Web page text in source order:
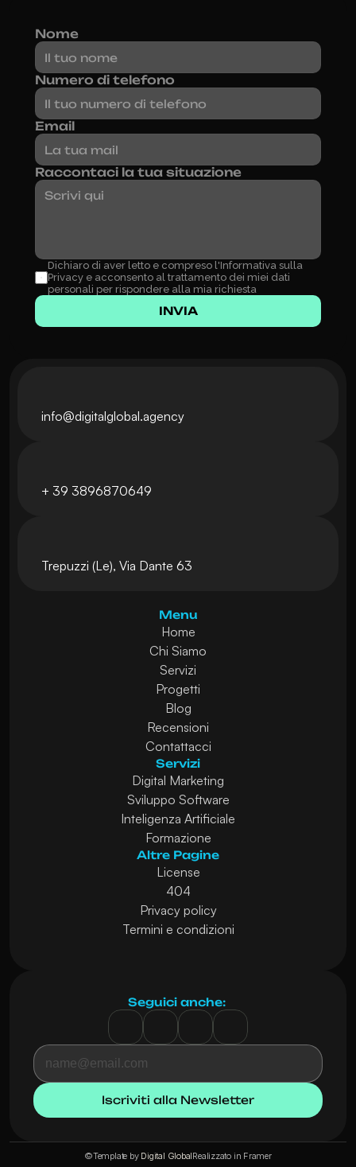
Nome
Numero di telefono
Email
Raccontaci la tua situazione
Dichiaro di aver letto e compreso l'Informativa sulla
Privacy e acconsento al trattamento dei miei dati
personali per rispondere alla mia richiesta
INVIA
info@digitalglobal.agency
+ 39 3896870649
Trepuzzi (Le), Via Dante 63
Menu
Home
Chi Siamo
Servizi
Progetti
Blog
Recensioni
Contattacci
Servizi
Digital Marketing
Sviluppo Software
Inteligenza Artificiale
Formazione
Altre Pagine
License
404
Privacy policy
Termini e condizioni
Seguici anche:
©Template by Digital GlobalRealizzato in Framer